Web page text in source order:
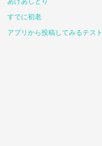
すでに初老
アプリから投稿してみるテスト